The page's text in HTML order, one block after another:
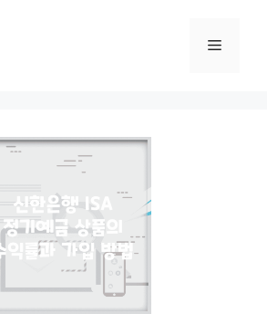
메